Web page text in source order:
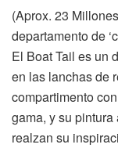
(Aprox. 23
departamento de
El Boat Tail es un
en las lanchas de
compartimento
gama, y su
realzan su